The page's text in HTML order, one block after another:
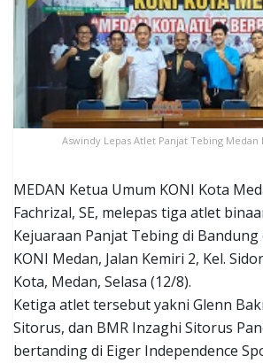
Aswindy Lepas Atlet Panjat Tebing Medan
MEDAN Ketua Umum KONI Kota
Fachrizal, SE, melepas tiga atlet
Kejuaraan Panjat Tebing di Bandung
KONI Medan, Jalan Kemiri 2, Kel.
Kota, Medan, Selasa (12/8).
Ketiga atlet tersebut yakni Glenn
Sitorus, dan BMR Inzaghi Sitorus
bertanding di Eiger Independence